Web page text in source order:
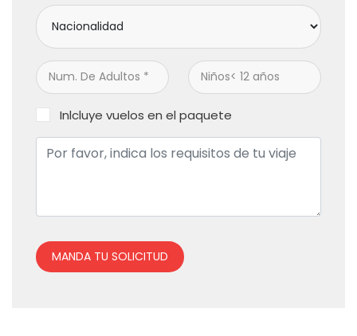
Inlcluye vuelos en el paquete
MANDA TU SOLICITUD